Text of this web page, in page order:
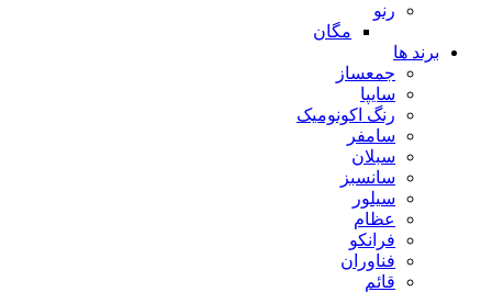
رنو
مگان
برند ها
جمعساز
سایپا
رنگ اکونومیک
سامفر
سبلان
سانسبز
سیلور
عظام
فرانکو
فناوران
قائم